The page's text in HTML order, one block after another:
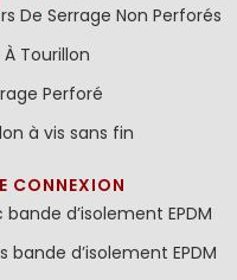
De Serrage Non Perforés
Tourillon
Perforé
à vis sans fin
CONNEXION
bande d’isolement EPDM
bande d’isolement EPDM